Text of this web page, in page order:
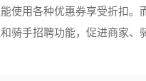
使用各种优惠券享受折扣
骑手招聘功能，促进商家